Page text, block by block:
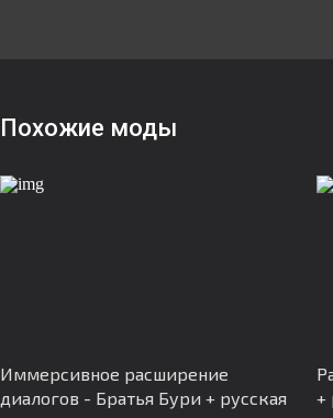
Похожие моды
Иммерсивное расширение
диалогов - Братья Бури + русская
+